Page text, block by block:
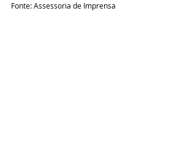
Fonte: Assessoria de Imprensa